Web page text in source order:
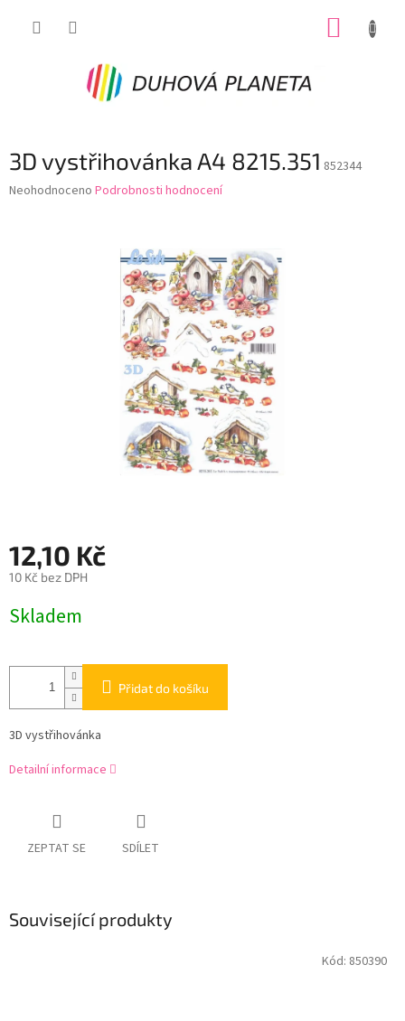
3D vystřihovánka A4 8215.351 852344
Průměrné
Neohodnoceno Podrobnosti hodnocení
12,10 Kč
10 Kč bez DPH
cena:
Skladem
Přidat do košíku
3D vystřihovánka
Detailní informace
ZEPTAT SE SDÍLET
Související produkty
Kód: 850390